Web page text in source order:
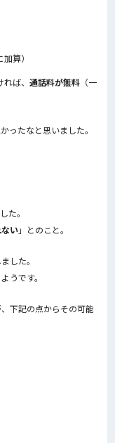
算）
ば、 通話料が無料（一
ったなと思いました。
た。
い」とのこと。
した。
うです。
下記の点からその可能